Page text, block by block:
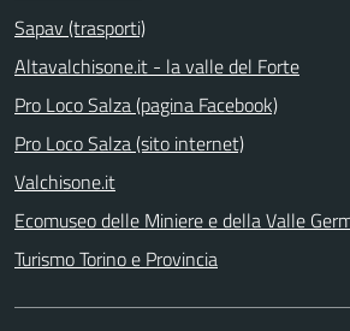
Sapav (trasporti)
Altavalchisone.it - la valle del Forte
Pro Loco Salza (pagina Facebook)
Pro Loco Salza (sito internet)
Valchisone.it
Ecomuseo delle Miniere e della Valle
Turismo Torino e Provincia